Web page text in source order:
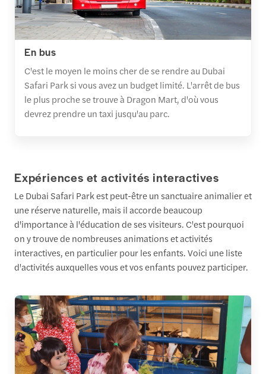
En bus
C'est le moyen le moins cher de se rendre au Dubai
Safari Park si vous avez un budget limité. L'arrêt de bus
le plus proche se trouve à Dragon Mart, d'où vous
devrez prendre un taxi jusqu'au parc.
Expériences et activités interactives
Le Dubai Safari Park est peut-être un sanctuaire animalier et
une réserve naturelle, mais il accorde beaucoup
d'importance à l'éducation de ses visiteurs. C'est pourquoi
on y trouve de nombreuses animations et activités
interactives, en particulier pour les enfants. Voici une liste
d'activités auxquelles vous et vos enfants pouvez participer.